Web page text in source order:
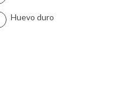
Huevo duro